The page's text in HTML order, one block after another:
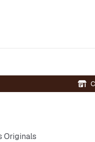
Originals